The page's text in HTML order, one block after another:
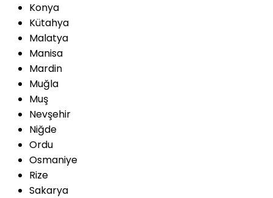
Konya
Kütahya
Malatya
Manisa
Mardin
Muğla
Muş
Nevşehir
Niğde
Ordu
Osmaniye
Rize
Sakarya